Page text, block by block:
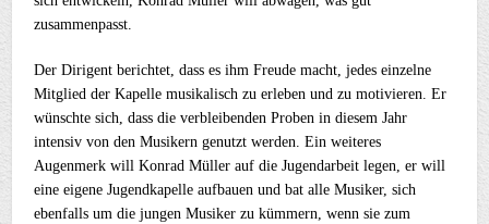
zusammenpasst.
Der Dirigent berichtet, dass es ihm Freude macht, jedes einzelne
Mitglied der Kapelle musikalisch zu erleben und zu motivieren. Er
wünschte sich, dass die verbleibenden Proben in diesem Jahr
intensiv von den Musikern genutzt werden. Ein weiteres
Augenmerk will Konrad Müller auf die Jugendarbeit legen, er will
eine eigene Jugendkapelle aufbauen und bat alle Musiker, sich
ebenfalls um die jungen Musiker zu kümmern, wenn sie zum